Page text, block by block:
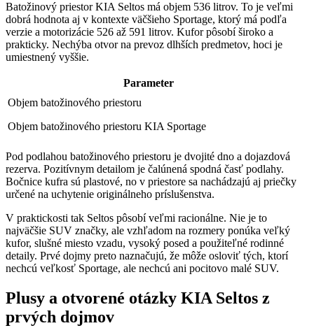
Batožinový priestor KIA Seltos má objem 536 litrov. To je veľmi
dobrá hodnota aj v kontexte väčšieho Sportage, ktorý má podľa
verzie a motorizácie 526 až 591 litrov. Kufor pôsobí široko a
prakticky. Nechýba otvor na prevoz dlhších predmetov, hoci je
umiestnený vyššie.
Parameter
Objem batožinového priestoru
Objem batožinového priestoru KIA Sportage
Pod podlahou batožinového priestoru je dvojité dno a dojazdová
rezerva. Pozitívnym detailom je čalúnená spodná časť podlahy.
Bočnice kufra sú plastové, no v priestore sa nachádzajú aj priečky
určené na uchytenie originálneho príslušenstva.
V praktickosti tak Seltos pôsobí veľmi racionálne. Nie je to
najväčšie SUV značky, ale vzhľadom na rozmery ponúka veľký
kufor, slušné miesto vzadu, vysoký posed a použiteľné rodinné
detaily. Prvé dojmy preto naznačujú, že môže osloviť tých, ktorí
nechcú veľkosť Sportage, ale nechcú ani pocitovo malé SUV.
Plusy a otvorené otázky KIA Seltos z
prvých dojmov